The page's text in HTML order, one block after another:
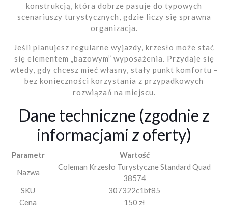
konstrukcją, która dobrze pasuje do typowych
scenariuszy turystycznych, gdzie liczy się sprawna
organizacja.
Jeśli planujesz regularne wyjazdy, krzesło może stać
się elementem „bazowym” wyposażenia. Przydaje się
wtedy, gdy chcesz mieć własny, stały punkt komfortu –
bez konieczności korzystania z przypadkowych
rozwiązań na miejscu.
Dane techniczne (zgodnie z
informacjami z oferty)
Parametr
Wartość
Nazwa
Coleman Krzesło Turystyczne Standard Quad
38574
SKU
307322c1bf85
Cena
150 zł